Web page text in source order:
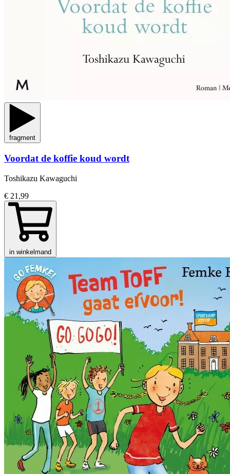
fragment
Voordat de koffie koud wordt
Toshikazu Kawaguchi
€ 21,99
in winkelmand